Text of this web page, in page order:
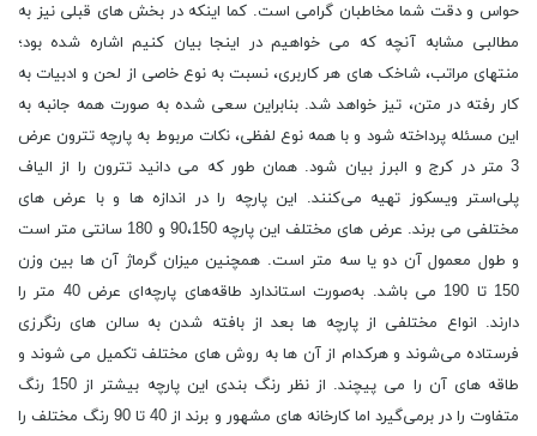
حواس و دقت شما مخاطبان گرامی است. کما اینکه در بخش های قبلی نیز به
مطالبی مشابه آنچه که می خواهیم در اینجا بیان کنیم اشاره شده بود؛
منتهای مراتب، شاخک های هر کاربری، نسبت به نوع خاصی از لحن و ادبیات به
کار رفته در متن، تیز خواهد شد. بنابراین سعی شده به صورت همه جانبه به
این مسئله پرداخته شود و با همه نوع لفظی، نکات مربوط به پارچه تترون عرض
3 متر در کرج و البرز بیان شود. همان طور که می دانید تترون را از الیاف
پلی‌استر ویسکوز تهیه می‌کنند. این پارچه را در اندازه‌ ها و با عرض ‌های
مختلفی می ‌برند. عرض‌ های مختلف این پارچه 90،150 و 180 سانتی‌ متر است
و طول معمول آن دو یا سه متر است. همچنین میزان گرماژ آن ها بین وزن
150 تا 190 می ‌باشد. به‌صورت استاندارد طاقه‌های پارچه‌ای عرض 40 متر را
دارند. انواع مختلفی از پارچه ‌ها بعد از بافته شدن به سالن ‌های رنگرزی
فرستاده می‌شوند و هرکدام از آن ها به روش ‌های مختلف تکمیل می ‌شوند و
طاقه ‌های آن را می پیچند. از نظر رنگ ‌بندی این پارچه بیشتر از 150 رنگ
متفاوت را در برمی‌گیرد اما کارخانه ‌های مشهور و برند از 40 تا 90 رنگ مختلف را